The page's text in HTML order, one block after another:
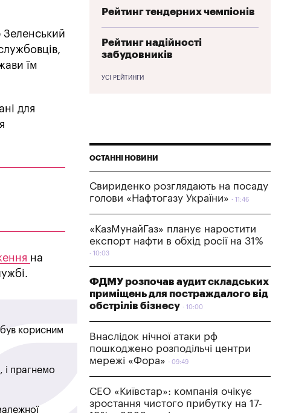
Зеленський
їм
для
на
корисним
і прагнемо
Рейтинг тендерних чемпіонів
Рейтинг надійності
забудовників
УСІ РЕЙТИНГИ
ОСТАННІ НОВИНИ
Свириденко розглядають на посаду
голови «Нафтогазу України»
11:46
«КазМунайГаз» планує наростити
експорт нафти в обхід росії на 31%
10:03
ФДМУ розпочав аудит складських
приміщень для постраждалого від
обстрілів бізнесу
10:00
Внаслідок нічної атаки рф
пошкоджено розподільчі центри
мережі «Фора»
09:49
СЕО «Київстар»: компанія очікує
зростання чистого прибутку на 17-